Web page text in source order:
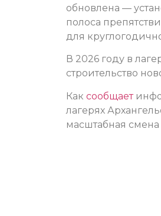
обновлена —
полоса
для
В 2026 году в
строительство
Как сообщает
лагерях
масштабная смена